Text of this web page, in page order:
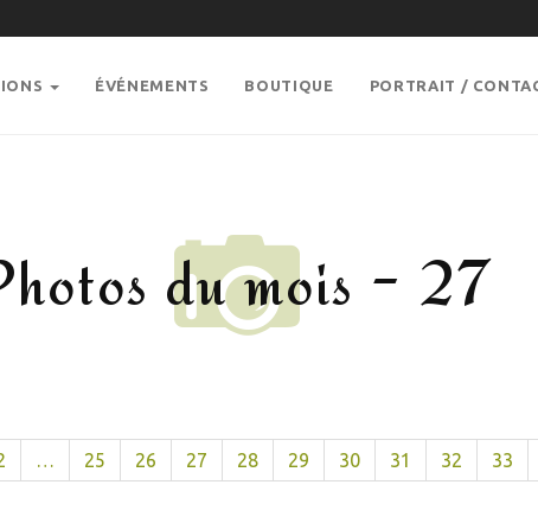
ÉVÉNEMENTS BOUTIQUE PORTRAIT /
du mois - 27
… 25 26 27 28 29 30 31 32 33